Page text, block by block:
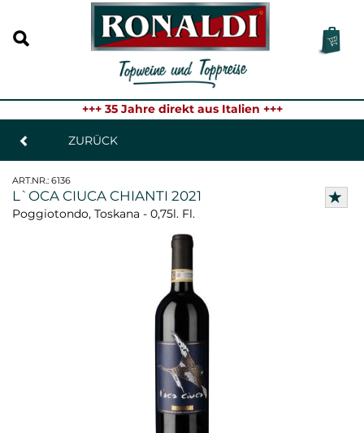
+++ 35 Jahre direkt aus Italien +++
ZURÜCK
ART.NR.: 6136
L`OCA CIUCA CHIANTI 2021
Poggiotondo, Toskana - 0,75l. Fl.